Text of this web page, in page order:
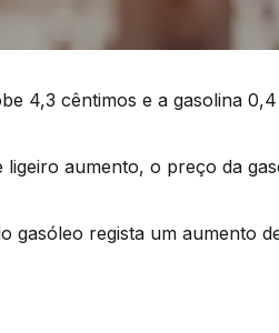
4,3 cêntimos e a gasolina
ligeiro aumento, o preço da
gasóleo regista um aumento